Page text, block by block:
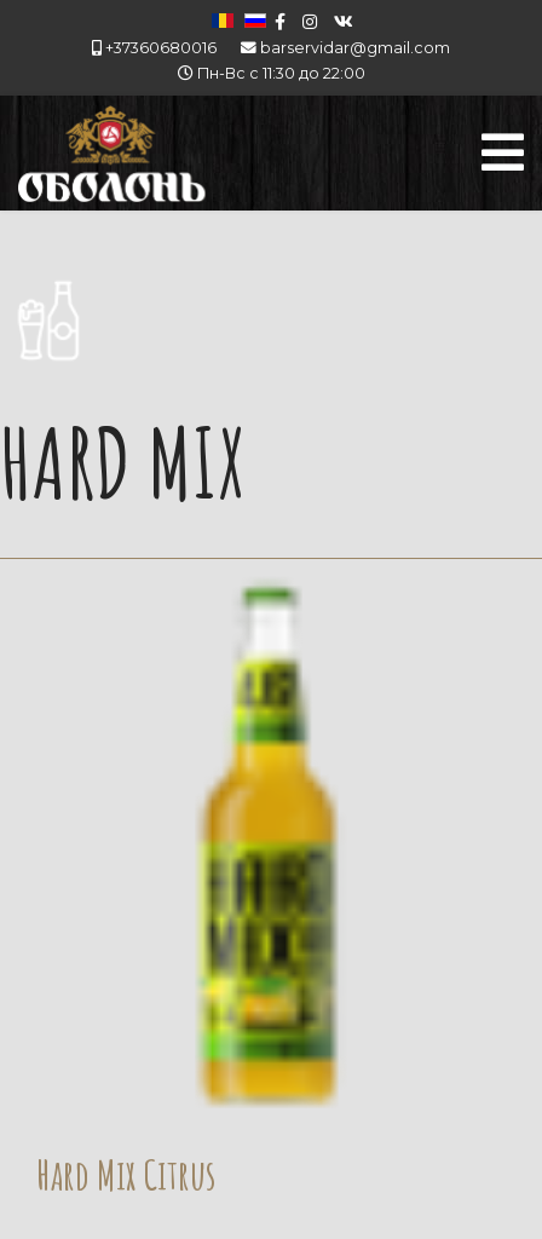
+37360680016
barservidar@gmail.com
Пн-Вс с 11:30 до 22:00
HARD MIX
Hard Mix Citrus